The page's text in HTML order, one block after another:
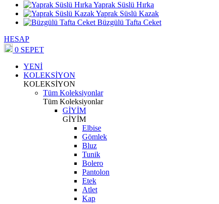
Yaprak Süslü Hırka
Yaprak Süslü Kazak
Büzgülü Tafta Ceket
HESAP
0 SEPET
YENİ
KOLEKSİYON
KOLEKSİYON
Tüm Koleksiyonlar
Tüm Koleksiyonlar
GİYİM
GİYİM
Elbise
Gömlek
Bluz
Tunik
Bolero
Pantolon
Etek
Atlet
Kap